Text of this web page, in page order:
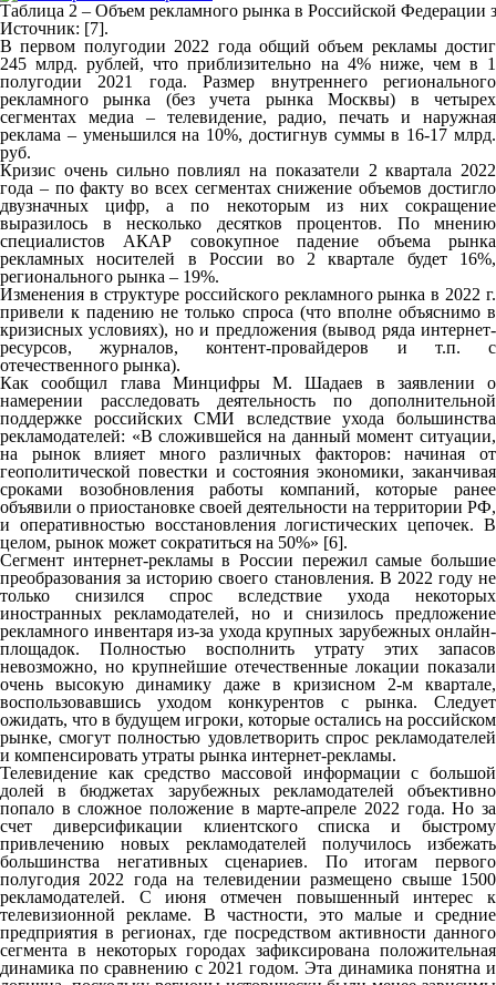
Таблица 2 – Объем рекламного рынка в Российской Федерации
Источник: [7].
В первом полугодии 2022 года общий объем рекламы достиг
245 млрд. рублей, что приблизительно на 4% ниже, чем в 1
полугодии 2021 года. Размер внутреннего регионального
рекламного рынка (без учета рынка Москвы) в четырех
сегментах медиа – телевидение, радио, печать и наружная
реклама – уменьшился на 10%, достигнув суммы в 16-17 млрд.
руб.
Кризис очень сильно повлиял на показатели 2 квартала 2022
года – по факту во всех сегментах снижение объемов достигло
двузначных цифр, а по некоторым из них сокращение
выразилось в несколько десятков процентов. По мнению
специалистов АКАР совокупное падение объема рынка
рекламных носителей в России во 2 квартале будет 16%,
регионального рынка – 19%.
Изменения в структуре российского рекламного рынка в 2022 г.
привели к падению не только спроса (что вполне объяснимо в
кризисных условиях), но и предложения (вывод ряда интернет-
ресурсов, журналов, контент-провайдеров и т.п. с
отечественного рынка).
Как сообщил глава Минцифры М. Шадаев в заявлении о
намерении расследовать деятельность по дополнительной
поддержке российских СМИ вследствие ухода большинства
рекламодателей: «В сложившейся на данный момент ситуации,
на рынок влияет много различных факторов: начиная от
геополитической повестки и состояния экономики, заканчивая
сроками возобновления работы компаний, которые ранее
объявили о приостановке своей деятельности на территории РФ,
и оперативностью восстановления логистических цепочек. В
целом, рынок может сократиться на 50%» [6].
Сегмент интернет-рекламы в России пережил самые большие
преобразования за историю своего становления. В 2022 году не
только снизился спрос вследствие ухода некоторых
иностранных рекламодателей, но и снизилось предложение
рекламного инвентаря из-за ухода крупных зарубежных онлайн-
площадок. Полностью восполнить утрату этих запасов
невозможно, но крупнейшие отечественные локации показали
очень высокую динамику даже в кризисном 2-м квартале,
воспользовавшись уходом конкурентов с рынка. Следует
ожидать, что в будущем игроки, которые остались на российском
рынке, смогут полностью удовлетворить спрос рекламодателей
и компенсировать утраты рынка интернет-рекламы.
Телевидение как средство массовой информации с большой
долей в бюджетах зарубежных рекламодателей объективно
попало в сложное положение в марте-апреле 2022 года. Но за
счет диверсификации клиентского списка и быстрому
привлечению новых рекламодателей получилось избежать
большинства негативных сценариев. По итогам первого
полугодия 2022 года на телевидении размещено свыше 1500
рекламодателей. С июня отмечен повышенный интерес к
телевизионной рекламе. В частности, это малые и средние
предприятия в регионах, где посредством активности данного
сегмента в некоторых городах зафиксирована положительная
динамика по сравнению с 2021 годом. Эта динамика понятна и